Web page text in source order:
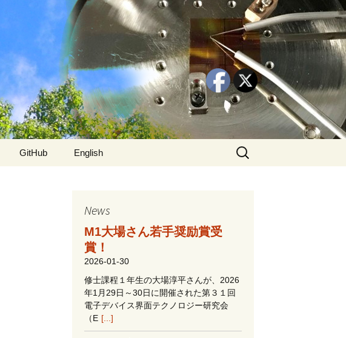
GitHub English
検
索:
News
M1大場さん若手奨励賞受
賞！
2026-01-30
修士課程１年生の大場淳平さんが、2026
年1月29日～30日に開催された第３１回
電子デバイス界面テクノロジー研究会
（E [...]